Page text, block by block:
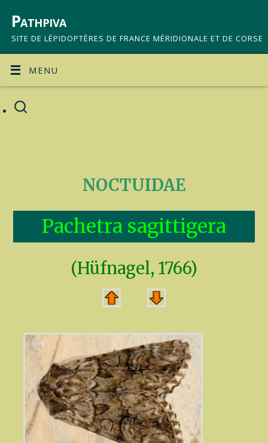
Pathpiva
SITE DE LÉPIDOPTÈRES DE FRANCE MÉRIDIONALE ET DE CORSE
MENU
NOCTUIDAE
Pachetra sagittigera
(Hüfnagel, 1766)